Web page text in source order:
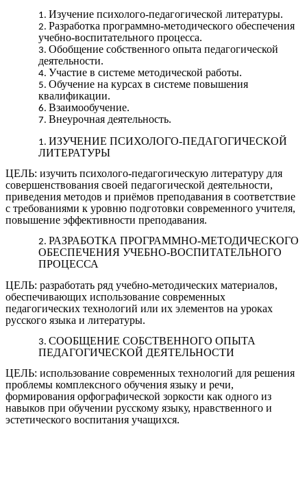
Изучение психолого-педагогической литературы.
Разработка программно-методического обеспечения
учебно-воспитательного процесса.
Обобщение собственного опыта педагогической
деятельности.
Участие в системе методической работы.
Обучение на курсах в системе повышения
квалификации.
Взаимообучение.
Внеурочная деятельность.
ИЗУЧЕНИЕ ПСИХОЛОГО-ПЕДАГОГИЧЕСКОЙ
ЛИТЕРАТУРЫ
ЦЕЛЬ: изучить психолого-педагогическую литературу для
совершенствования своей педагогической деятельности,
приведения методов и приёмов преподавания в соответствие
с требованиями к уровню подготовки современного учителя,
повышение эффективности преподавания.
РАЗРАБОТКА ПРОГРАММНО-МЕТОДИЧЕСКОГО
ОБЕСПЕЧЕНИЯ УЧЕБНО-ВОСПИТАТЕЛЬНОГО
ПРОЦЕССА
ЦЕЛЬ: разработать ряд учебно-методических материалов,
обеспечивающих использование современных
педагогических технологий или их элементов на уроках
русского языка и литературы.
СООБЩЕНИЕ СОБСТВЕННОГО ОПЫТА
ПЕДАГОГИЧЕСКОЙ ДЕЯТЕЛЬНОСТИ
ЦЕЛЬ: использование современных технологий для решения
проблемы комплексного обучения языку и речи,
формирования орфографической зоркости как одного из
навыков при обучении русскому языку, нравственного и
эстетического воспитания учащихся.